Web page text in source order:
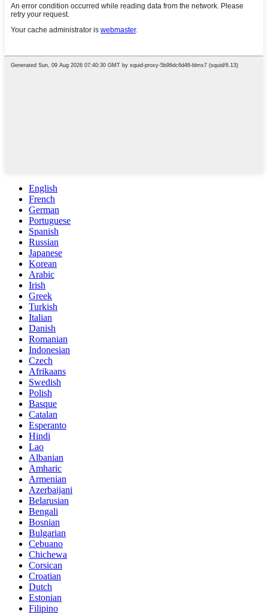
English
French
German
Portuguese
Spanish
Russian
Japanese
Korean
Arabic
Irish
Greek
Turkish
Italian
Danish
Romanian
Indonesian
Czech
Afrikaans
Swedish
Polish
Basque
Catalan
Esperanto
Hindi
Lao
Albanian
Amharic
Armenian
Azerbaijani
Belarusian
Bengali
Bosnian
Bulgarian
Cebuano
Chichewa
Corsican
Croatian
Dutch
Estonian
Filipino